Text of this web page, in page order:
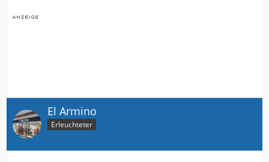
El Armino
Erleuchteter